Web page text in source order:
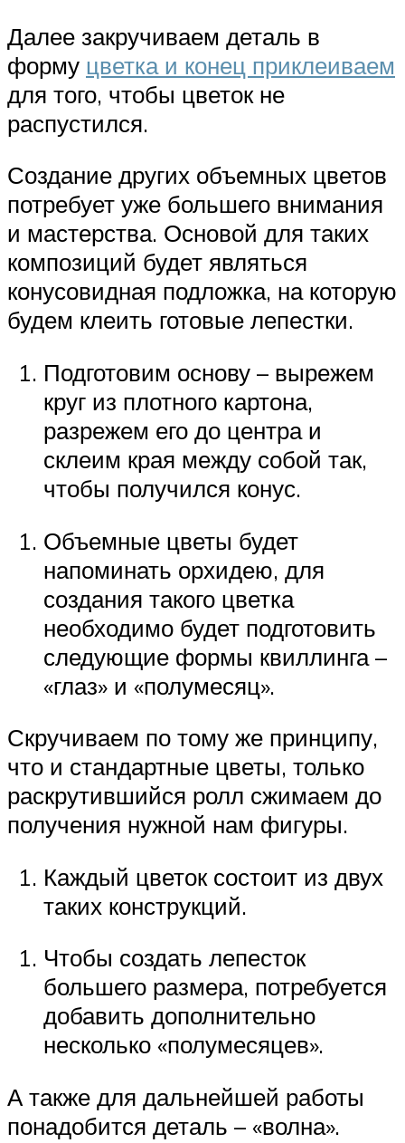
Далее закручиваем деталь в
форму цветка и конец приклеиваем
для того, чтобы цветок не
распустился.
Создание других объемных цветов
потребует уже большего внимания
и мастерства. Основой для таких
композиций будет являться
конусовидная подложка, на которую
будем клеить готовые лепестки.
Подготовим основу – вырежем
круг из плотного картона,
разрежем его до центра и
склеим края между собой так,
чтобы получился конус.
Объемные цветы будет
напоминать орхидею, для
создания такого цветка
необходимо будет подготовить
следующие формы квиллинга –
«глаз» и «полумесяц».
Скручиваем по тому же принципу,
что и стандартные цветы, только
раскрутившийся ролл сжимаем до
получения нужной нам фигуры.
Каждый цветок состоит из двух
таких конструкций.
Чтобы создать лепесток
большего размера, потребуется
добавить дополнительно
несколько «полумесяцев».
А также для дальнейшей работы
понадобится деталь – «волна».